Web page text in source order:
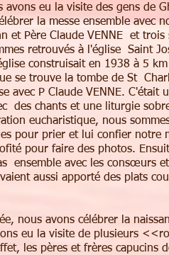
avons eu la visite des gens de
la messe ensemble avec
et Père Claude VENNE et
retrouvés à l'église Saint
construisait en 1938 à 5
se trouve la tombe de St
avec P Claude VENNE. C'était
des chants et une liturgie
eucharistique, nous
pour prier et lui confier notre
pour faire des photos.
ensemble avec les consœurs
aussi apporté des plats
nous avons célébrer la
eu la visite de plusieurs
les pères et frères capucins